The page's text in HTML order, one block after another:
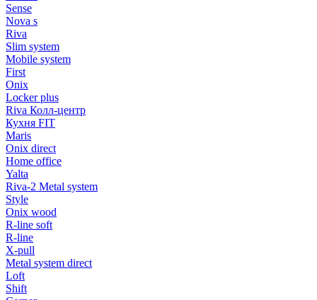
Sense
Nova s
Riva
Slim system
Mobile system
First
Onix
Locker plus
Riva Колл-центр
Кухня FIT
Maris
Onix direct
Home office
Yalta
Riva-2 Metal system
Style
Onix wood
R-line soft
R-line
X-pull
Metal system direct
Loft
Shift